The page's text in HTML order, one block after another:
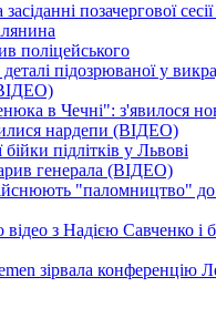
позачергової
поліцейського
підозрюваної у
в Чечні": з'явилося
нардепи (ВІДЕО)
підлітків у Львові
генерала (ВІДЕО)
"паломництво"
відео з Надією Савченко і
зірвала